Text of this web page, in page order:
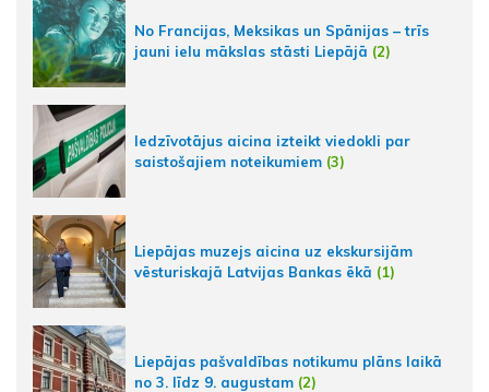
No Francijas, Meksikas un Spānijas – trīs
jauni ielu mākslas stāsti Liepājā (2)
Iedzīvotājus aicina izteikt viedokli par
saistošajiem noteikumiem (3)
Liepājas muzejs aicina uz ekskursijām
vēsturiskajā Latvijas Bankas ēkā (1)
Liepājas pašvaldības notikumu plāns laikā
no 3. līdz 9. augustam (2)